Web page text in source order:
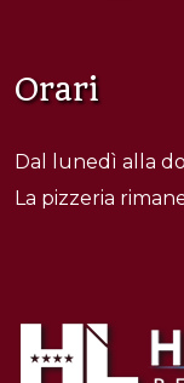
Orari
Dal lunedì alla
La pizzeria